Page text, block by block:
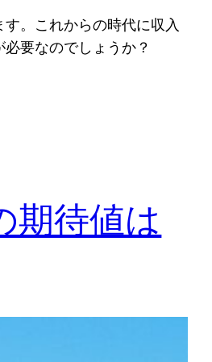
。これからの時代に収入
要なのでしょうか？
期待値は